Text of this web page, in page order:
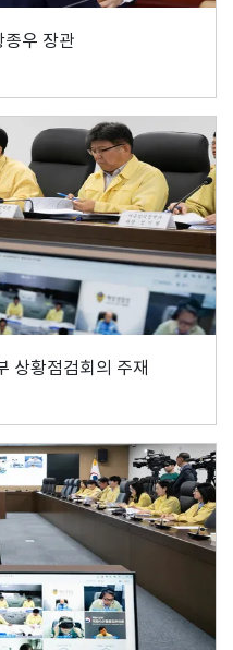
우 장관
상황점검회의 주재